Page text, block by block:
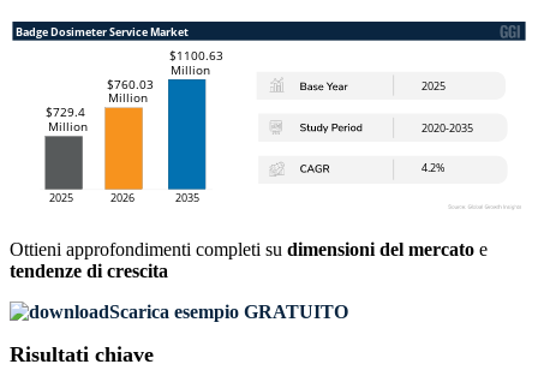
Ottieni approfondimenti completi su dimensioni del mercato e
tendenze di crescita
Scarica esempio GRATUITO
Risultati chiave